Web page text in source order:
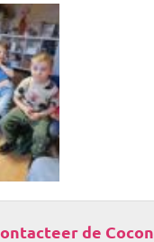
de Cocon